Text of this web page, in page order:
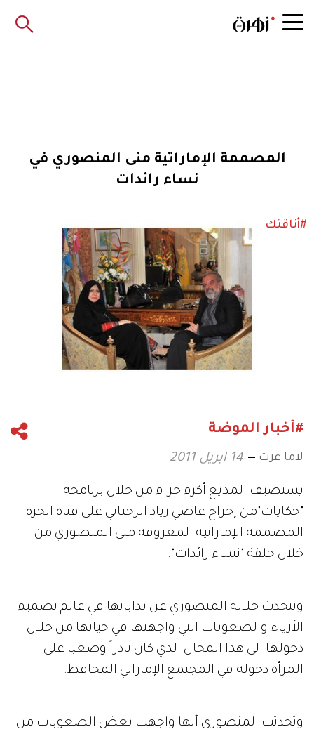
المصممة الإماراتية منى المنصوري في
نساء رائدات
#أناقتك
#أخبار الموضة
لاما عزت 14 ابريل 2011
يستضيف المذيع أكرم خزام من خلال برنامجه
"حكايات"من إخراج عاصي زياد الرحباني على قناة الحرة
المصممة الإماراتية المعروفة منى المنصوري من
خلال حلقة "نساء رائدات".
وتتحدث خلاله المنصوري عن بداياتها في عالم تصميم
الأزياء والصعوبات التي واجهتها في حياتها من خلال
دخولها الى هذا المجال الذي كان نادراً وصعبا على
المرأة دخوله في المجتمع الإماراتي المحافظ.
وتحدثت المنصوري أنها واجهت بعض الصعوبات من